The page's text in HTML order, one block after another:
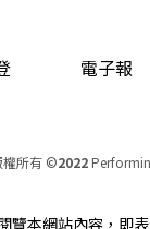
電子報
所有©2022
，如有異動應以主辦單
本網站內容，即